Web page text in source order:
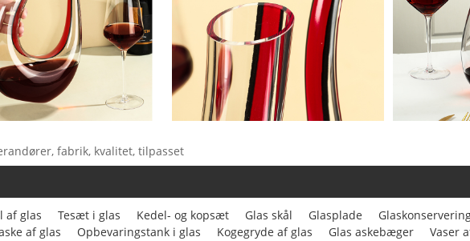
fabrik, kvalitet, tilpasset
af glas Tesæt i glas Kedel- og kopsæt Glas skål Glasplade
af glas Opbevaringstank i glas Kogegryde af glas Glas askebæger
Vaser